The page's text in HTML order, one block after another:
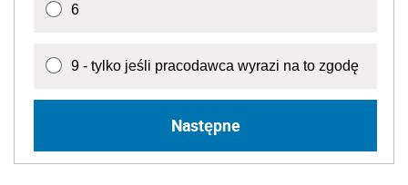
6
9 - tylko jeśli pracodawca wyrazi na to zgodę
Następne